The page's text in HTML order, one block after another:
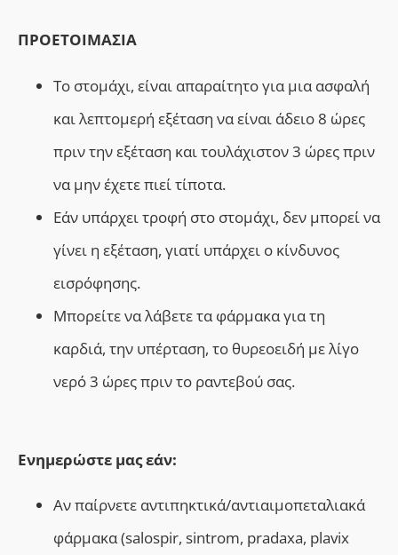
ΠΡΟΕΤΟΙΜΑΣΙΑ
Το στομάχι, είναι απαραίτητο για μια ασφαλή
και λεπτομερή εξέταση να είναι άδειο 8 ώρες
πριν την εξέταση και τουλάχιστον 3 ώρες πριν
να μην έχετε πιεί τίποτα.
Εάν υπάρχει τροφή στο στομάχι, δεν μπορεί να
γίνει η εξέταση, γιατί υπάρχει ο κίνδυνος
εισρόφησης.
Μπορείτε να λάβετε τα φάρμακα για τη
καρδιά, την υπέρταση, το θυρεοειδή με λίγο
νερό 3 ώρες πριν το ραντεβού σας.
Ενημερώστε μας εάν:
Αν παίρνετε αντιπηκτικά/αντιαιμοπεταλιακά
φάρμακα (salospir, sintrom, pradaxa, plavix